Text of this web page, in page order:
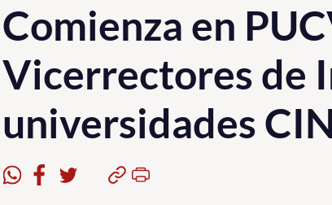
Comienza en
Vicerrectores de
universidades